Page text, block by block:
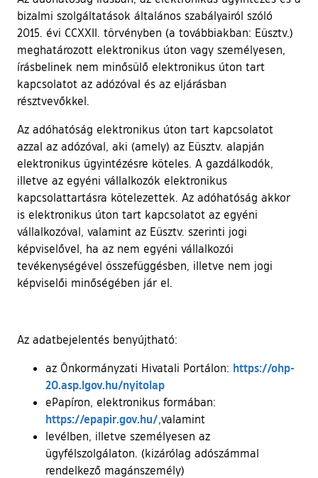
bizalmi szolgáltatások általános szabályairól szóló
2015. évi CCXXII. törvényben (a továbbiakban: Eüsztv.)
meghatározott elektronikus úton vagy személyesen,
írásbelinek nem minősülő elektronikus úton tart
kapcsolatot az adózóval és az eljárásban
résztvevőkkel.
Az adóhatóság elektronikus úton tart kapcsolatot
azzal az adózóval, aki (amely) az Eüsztv. alapján
elektronikus ügyintézésre köteles. A gazdálkodók,
illetve az egyéni vállalkozók elektronikus
kapcsolattartásra kötelezettek. Az adóhatóság akkor
is elektronikus úton tart kapcsolatot az egyéni
vállalkozóval, valamint az Eüsztv. szerinti jogi
képviselővel, ha az nem egyéni vállalkozói
tevékenységével összefüggésben, illetve nem jogi
képviselői minőségében jár el.
Az adatbejelentés benyújtható:
az Önkormányzati Hivatali Portálon: https://ohp-
20.asp.lgov.hu/nyitolap(külső hivatkozás)
ePapíron, elektronikus formában:
https://epapir.gov.hu/ (külső hivatkozás)
,valamint
levélben, illetve személyesen az
ügyfélszolgálaton. (kizárólag adószámmal
rendelkező magánszemély)